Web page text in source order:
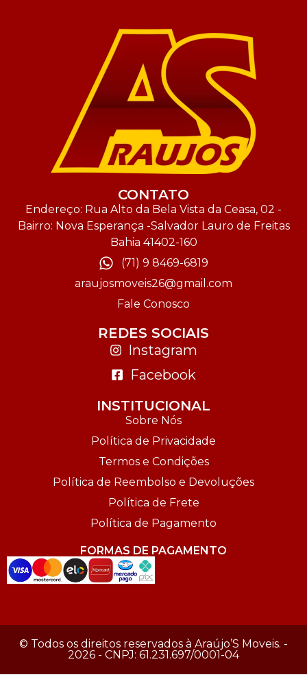
CONTATO
Endereço: Rua Alto da Bela Vista da Ceasa, 02 -
Bairro: Nova Esperança -Salvador Lauro de Freitas
Bahia 41402-160
(71) 9 8469-6819
araujosmoveis26@gmail.com
Fale Conosco
REDES SOCIAIS
Instagram
Facebook
INSTITUCIONAL
Sobre Nós
Política de Privacidade
Termos e Condições
Política de Reembolso e Devoluções
Política de Frete
Política de Pagamento
FORMAS DE PAGAMENTO
© Todos os direitos reservados à Araújo’S Moveis. -
2026 - CNPJ: 61.231.697/0001-04